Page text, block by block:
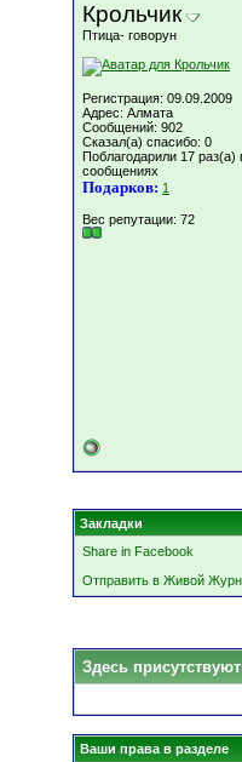
Крольчик
Птица- говорун
Регистрация: 09.09.2009
Адрес: Алмата
Сообщений: 902
Сказал(а) спасибо: 0
Поблагодарили 17 раз(а)
сообщениях
Подарков: 1
Вес репутации: 72
Закладки
Share in Facebook
Отправить в Живой
Здесь
Ваши права в разделе